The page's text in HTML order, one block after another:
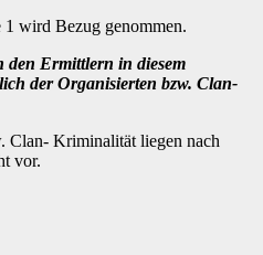
wird Bezug genommen.
den Ermittlern in diesem
der Organisierten bzw. Clan-
Clan- Kriminalität liegen nach
vor.